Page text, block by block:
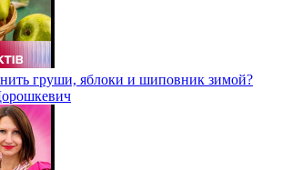
груши, яблоки и шиповник зимой?